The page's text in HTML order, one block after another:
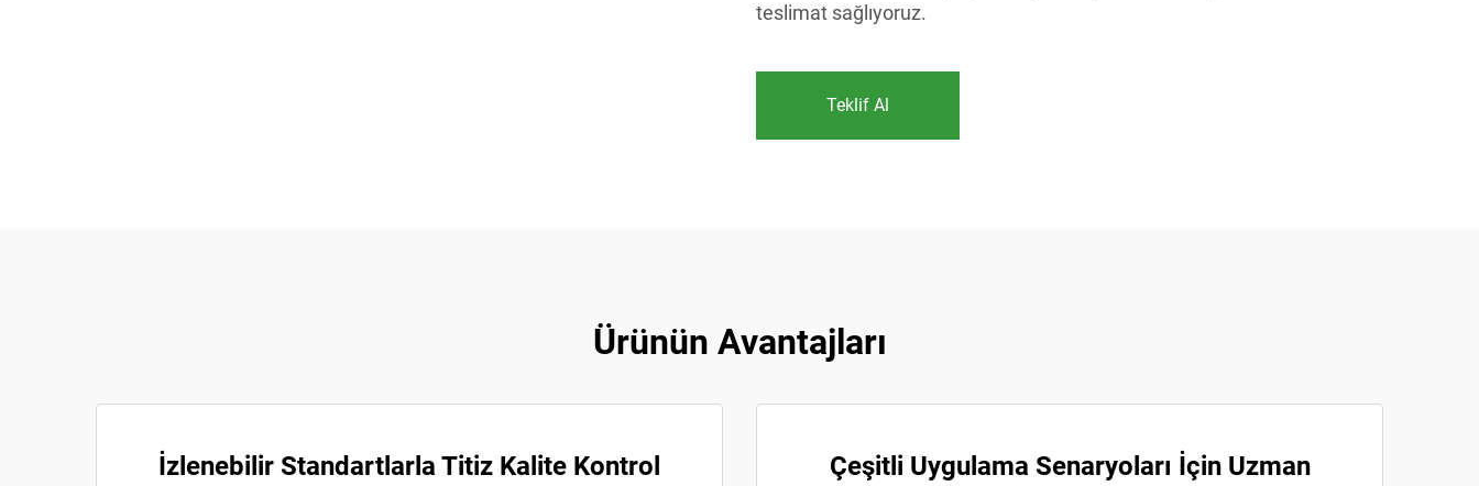
teslimat sağlıyoruz.
Teklif Al
Ürünün Avantajları
İzlenebilir Standartlarla Titiz Kalite Kontrol
Çeşitli Uygulama Senaryoları İçin Uzman